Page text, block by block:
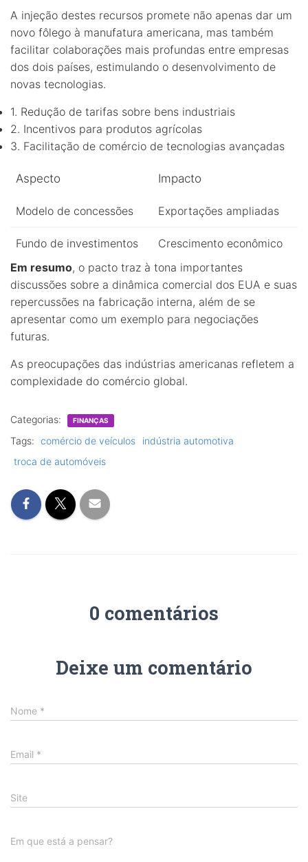
A injeção destes recursos promete não apenas dar um
novo fôlego à manufatura americana, mas também
facilitar colaborações mais profundas entre empresas
dos dois países, estimulando o desenvolvimento de
novas tecnologias.
1. Redução de tarifas sobre bens industriais
2. Incentivos para produtos agrícolas
3. Facilitação de comércio de tecnologias avançadas
Aspecto Impacto
Modelo de concessões Exportações ampliadas
Fundo de investimentos
Crescimento econômico
Em resumo, o pacto traz à tona importantes
discussões sobre a dinâmica comercial dos EUA e suas
repercussões na fabricação interna, além de se
apresentar como um exemplo para negociações
futuras.
As preocupações das indústrias americanas refletem a
complexidade do comércio global.
Categorias: FINANÇAS
Tags: comércio de veículos
indústria automotiva
troca de automóveis
0 comentários
Deixe um comentário
Nome *
Email *
Site
Em que está a pensar?